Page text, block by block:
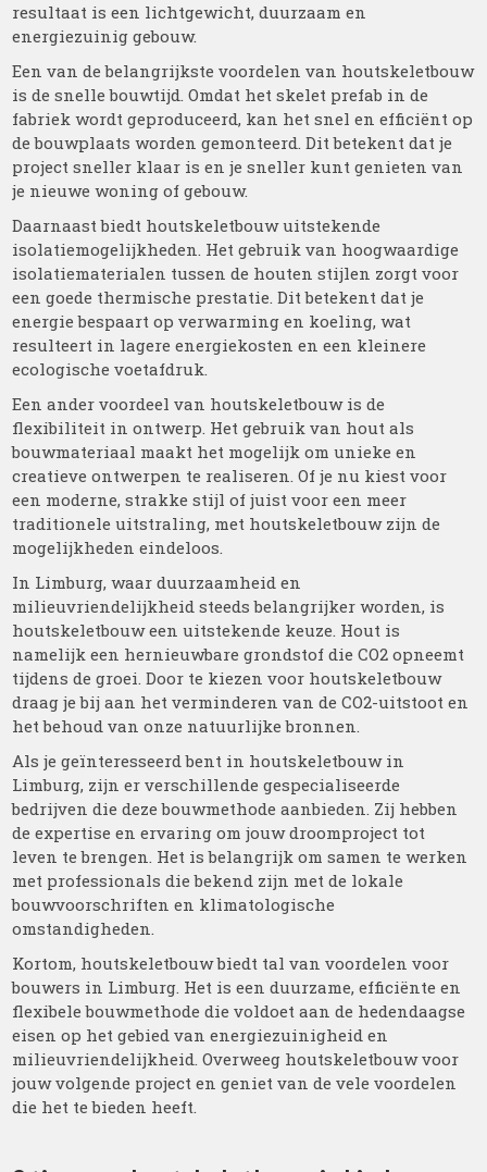
resultaat is een lichtgewicht, duurzaam en
energiezuinig gebouw.
Een van de belangrijkste voordelen van houtskeletbouw
is de snelle bouwtijd. Omdat het skelet prefab in de
fabriek wordt geproduceerd, kan het snel en efficiënt op
de bouwplaats worden gemonteerd. Dit betekent dat je
project sneller klaar is en je sneller kunt genieten van
je nieuwe woning of gebouw.
Daarnaast biedt houtskeletbouw uitstekende
isolatiemogelijkheden. Het gebruik van hoogwaardige
isolatiematerialen tussen de houten stijlen zorgt voor
een goede thermische prestatie. Dit betekent dat je
energie bespaart op verwarming en koeling, wat
resulteert in lagere energiekosten en een kleinere
ecologische voetafdruk.
Een ander voordeel van houtskeletbouw is de
flexibiliteit in ontwerp. Het gebruik van hout als
bouwmateriaal maakt het mogelijk om unieke en
creatieve ontwerpen te realiseren. Of je nu kiest voor
een moderne, strakke stijl of juist voor een meer
traditionele uitstraling, met houtskeletbouw zijn de
mogelijkheden eindeloos.
In Limburg, waar duurzaamheid en
milieuvriendelijkheid steeds belangrijker worden, is
houtskeletbouw een uitstekende keuze. Hout is
namelijk een hernieuwbare grondstof die CO2 opneemt
tijdens de groei. Door te kiezen voor houtskeletbouw
draag je bij aan het verminderen van de CO2-uitstoot en
het behoud van onze natuurlijke bronnen.
Als je geïnteresseerd bent in houtskeletbouw in
Limburg, zijn er verschillende gespecialiseerde
bedrijven die deze bouwmethode aanbieden. Zij hebben
de expertise en ervaring om jouw droomproject tot
leven te brengen. Het is belangrijk om samen te werken
met professionals die bekend zijn met de lokale
bouwvoorschriften en klimatologische
omstandigheden.
Kortom, houtskeletbouw biedt tal van voordelen voor
bouwers in Limburg. Het is een duurzame, efficiënte en
flexibele bouwmethode die voldoet aan de hedendaagse
eisen op het gebied van energiezuinigheid en
milieuvriendelijkheid. Overweeg houtskeletbouw voor
jouw volgende project en geniet van de vele voordelen
die het te bieden heeft.